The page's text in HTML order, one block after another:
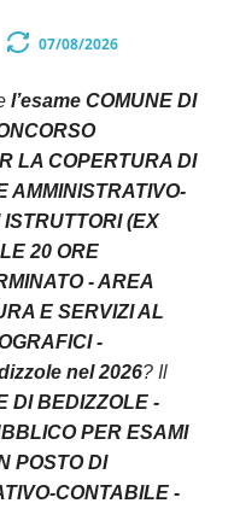
07/08/2026
l’esame COMUNE DI
LA COPERTURA DI
AMMINISTRATIVO-
(EX
20 ORE
- AREA
E SERVIZI AL
-
nel 2026? Il
DI BEDIZZOLE -
PER ESAMI
POSTO DI
CONTABILE -